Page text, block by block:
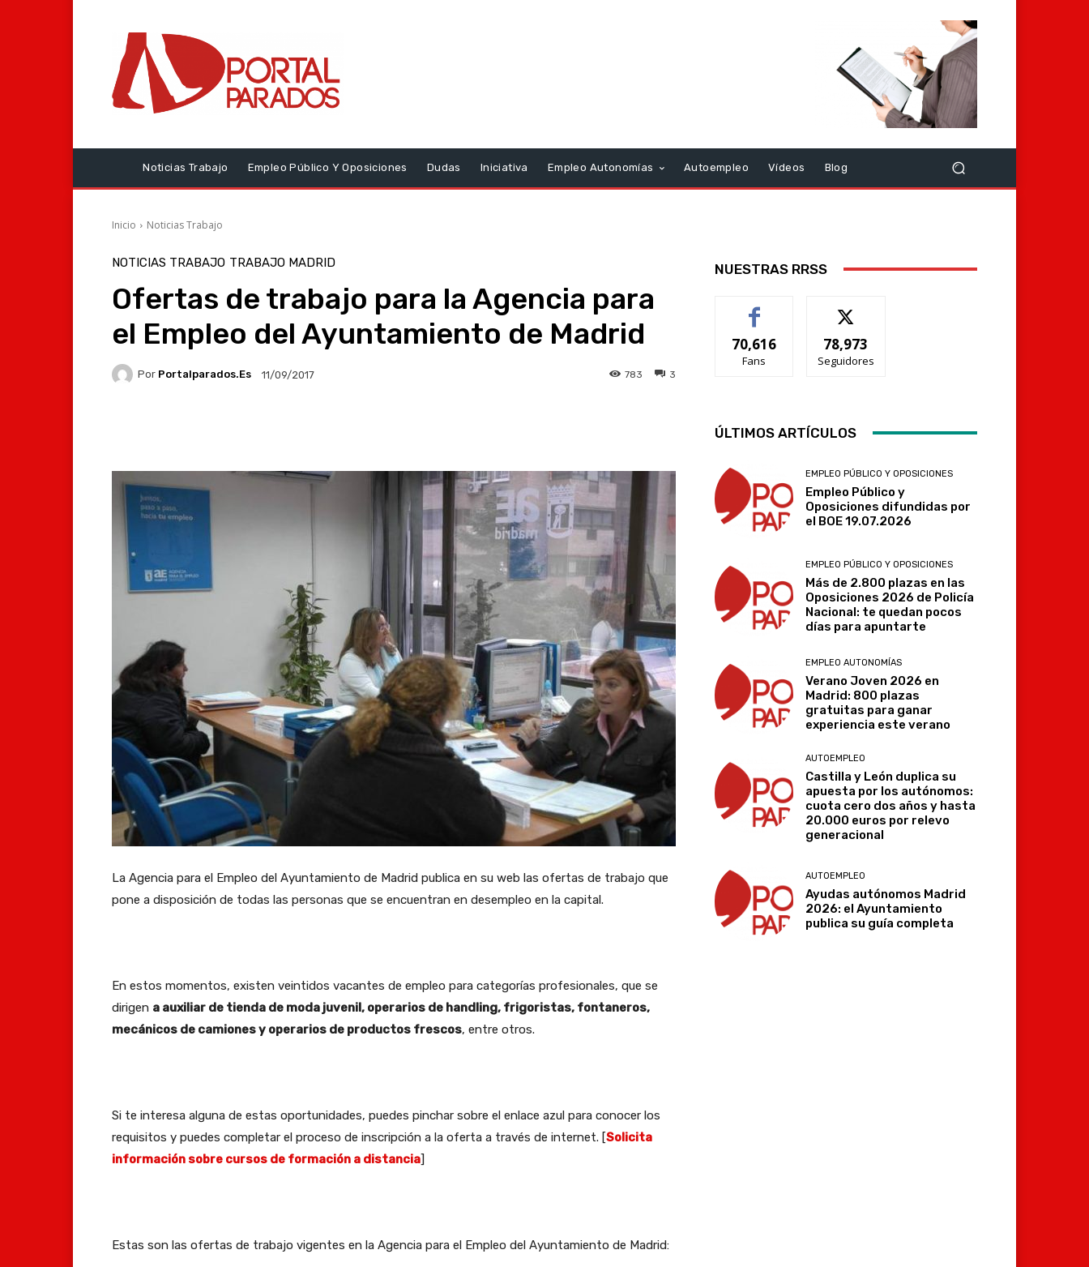
Noticias Trabajo Empleo Público Y Oposiciones Dudas Iniciativa Empleo Autonomías Autoempleo Vídeos Blog
Inicio Noticias Trabajo
NOTICIAS TRABAJO TRABAJO MADRID
Ofertas de trabajo para la Agencia para
el Empleo del Ayuntamiento de Madrid
Por Portalparados.es 11/09/2017 3
783
Telegram
La Agencia para el Empleo del Ayuntamiento de Madrid publica en su web las ofertas de trabajo que
pone a disposición de todas las personas que se encuentran en desempleo en la capital.
En estos momentos, existen veintidos vacantes de empleo para categorías profesionales, que se
dirigen a auxiliar de tienda de moda juvenil, operarios de handling, frigoristas, fontaneros,
mecánicos de camiones y operarios de productos frescos, entre otros.
Si te interesa alguna de estas oportunidades, puedes pinchar sobre el enlace azul para conocer los
requisitos y puedes completar el proceso de inscripción a la oferta a través de internet. [Solicita
información sobre cursos de formación a distancia]
Estas son las ofertas de trabajo vigentes en la Agencia para el Empleo del Ayuntamiento de Madrid:
NUESTRAS RRSS
70,616
Fans
78,973
Seguidores
ÚLTIMOS ARTÍCULOS
EMPLEO PÚBLICO Y OPOSICIONES
Empleo Público y
Oposiciones difundidas por
el BOE 19.07.2026
EMPLEO PÚBLICO Y OPOSICIONES
Más de 2.800 plazas en las
Oposiciones 2026 de Policía
Nacional: te quedan pocos
días para apuntarte
EMPLEO AUTONOMÍAS
Verano Joven 2026 en
Madrid: 800 plazas
gratuitas para ganar
experiencia este verano
AUTOEMPLEO
Castilla y León duplica su
apuesta por los autónomos:
cuota cero dos años y hasta
20.000 euros por relevo
generacional
AUTOEMPLEO
Ayudas autónomos Madrid
2026: el Ayuntamiento
publica su guía completa